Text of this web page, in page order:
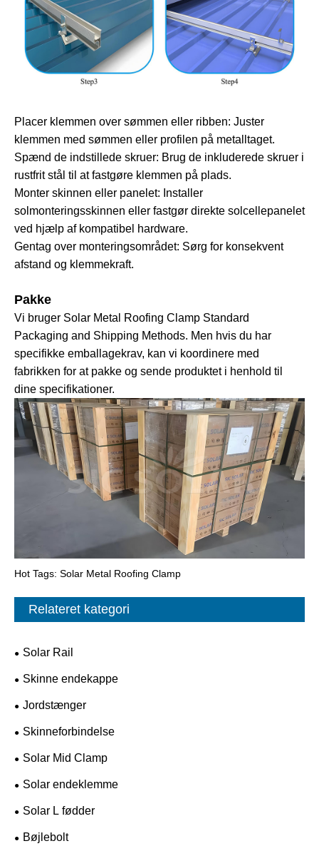
Placer klemmen over sømmen eller ribben: Juster
klemmen med sømmen eller profilen på metalltaget.
Spænd de indstillede skruer: Brug de inkluderede skruer i
rustfrit stål til at fastgøre klemmen på plads.
Monter skinnen eller panelet: Installer
solmonteringsskinnen eller fastgør direkte solcellepanelet
ved hjælp af kompatibel hardware.
Gentag over monteringsområdet: Sørg for konsekvent
afstand og klemmekraft.
Pakke
Vi bruger Solar Metal Roofing Clamp Standard
Packaging and Shipping Methods. Men hvis du har
specifikke emballagekrav, kan vi koordinere med
fabrikken for at pakke og sende produktet i henhold til
dine specifikationer.
Hot Tags: Solar Metal Roofing Clamp
Relateret kategori
Solar Rail
Skinne endekappe
Jordstænger
Skinneforbindelse
Solar Mid Clamp
Solar endeklemme
Solar L fødder
Bøjlebolt